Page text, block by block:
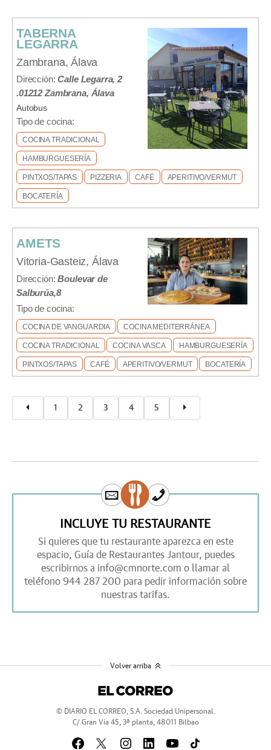
TABERNA
LEGARRA
Zambrana, Álava
Dirección:Calle Legarra, 2
.01212 Zambrana, Álava
Autobus
Tipo de cocina:
COCINA TRADICIONAL
HAMBURGUESERÍA
PINTXOS/TAPAS PIZZERIA CAFÉ APERITIVO/VERMUT
BOCATERÍA
AMETS
Vitoria-Gasteiz, Álava
Dirección:Boulevar de
Salburúa,8
Tipo de cocina:
COCINA DE VANGUARDIA COCINA MEDITERRÁNEA
COCINA TRADICIONAL COCINA VASCA HAMBURGUESERÍA
PINTXOS/TAPAS CAFÉ APERITIVO/VERMUT BOCATERÍA
1 2 3 4 5
INCLUYE TU RESTAURANTE
Si quieres que tu restaurante aparezca en este
espacio, Guía de Restaurantes Jantour, puedes
escribirnos a info@cmnorte.com o llamar al
teléfono 944 287 200 para pedir información sobre
nuestras tarifas.
© DIARIO EL CORREO, S.A. Sociedad Unipersonal.
C/ Gran Vía 45, 3ª planta, 48011 Bilbao
Volver arriba